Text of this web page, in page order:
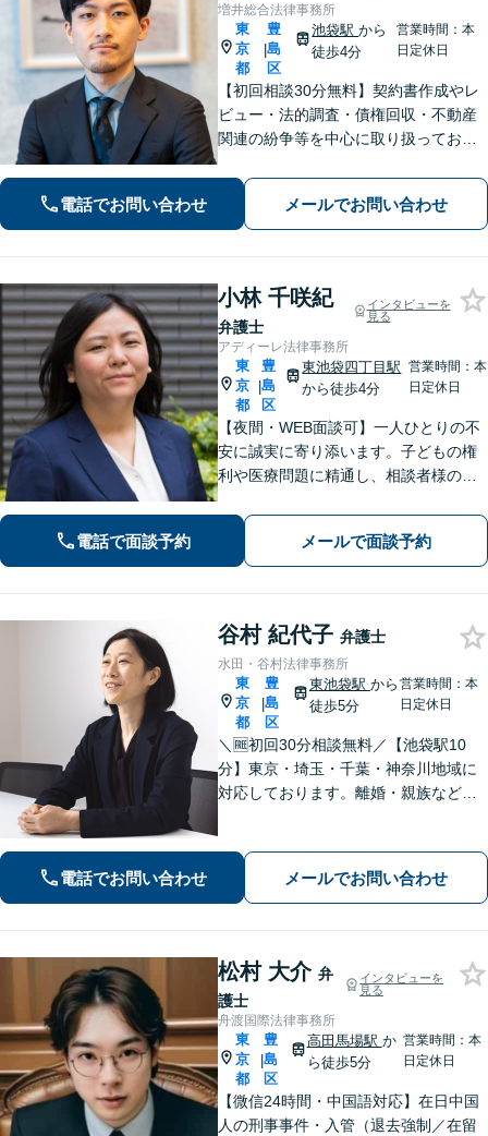
増井総合法律事務所
東
京
都
|
豊
島
区
池袋駅から
徒歩4分
営業時間：本
日定休日
【初回相談30分無料】契約書作成やレ
ビュー・法的調査・債権回収・不動産
関連の紛争等を中心に取り扱っており
み取りながら徹底した報連相によって
丁寧な対応を心掛けております。弁護
士業務の透明化に努めます。【池袋駅
徒歩4分】
電話でお問い合わせ メールでお問い合わせ
小林 千咲紀
弁護士
インタビューを
見る
アディーレ法律事務所
東
京
都
|
豊
島
区
東池袋四丁目駅
から徒歩4分
営業時間：本
日定休日
【夜間・WEB面談可】一人ひとりの不
安に誠実に寄り添います。子どもの権
利や医療問題に精通し、相談者様の
電話で面談予約 メールで面談予約
谷村 紀代子 弁護士
水田・谷村法律事務所
東
京
都
|
豊
島
区
東池袋駅 から
徒歩5分
営業時間：本
日定休日
＼🆓初回30分相談無料／【池袋駅10
分】東京・埼玉・千葉・神奈川地域に
対応しております。離婚・親族などの
庭内、学校内、職場内でのいじめ・ハ
ラスメントに積極対応。
電話でお問い合わせ メールでお問い合わせ
松村 大介 弁
護士
インタビューを
見る
舟渡国際法律事務所
東
京
都
|
豊
島
区
高田馬場駅 か
ら徒歩5分
営業時間：本
日定休日
【微信24時間・中国語対応】在日中国
人の刑事事件・入管（退去強制／在留